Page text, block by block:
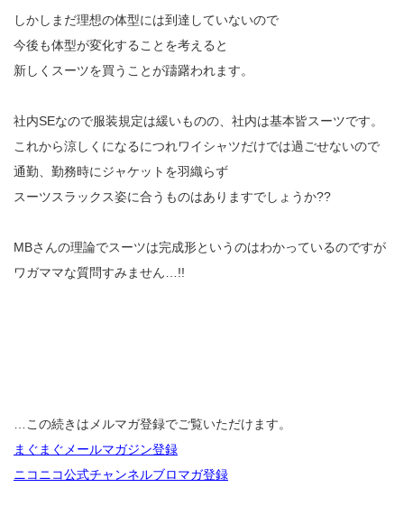
しかしまだ理想の体型には到達していないので
今後も体型が変化することを考えると
新しくスーツを買うことが躊躇われます。
社内SEなので服装規定は緩いものの、社内は基本皆スーツです。
これから涼しくになるにつれワイシャツだけでは過ごせないので
通勤、勤務時にジャケットを羽織らず
スーツスラックス姿に合うものはありますでしょうか??
MBさんの理論でスーツは完成形というのはわかっているのですが
ワガママな質問すみません…!!
…この続きはメルマガ登録でご覧いただけます。
まぐまぐメールマガジン登録
ニコニコ公式チャンネルブロマガ登録